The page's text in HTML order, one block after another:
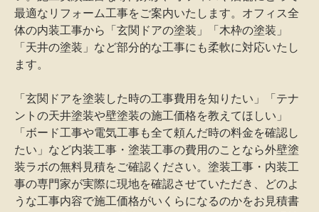
最適なリフォーム工事をご案内いたします。オフィス全
体の内装工事から「玄関ドアの塗装」「木枠の塗装」
「天井の塗装」など部分的な工事にも柔軟に対応いたし
ます。
「玄関ドアを塗装した時の工事費用を知りたい」「テナ
ントの天井塗装や壁塗装の施工価格を教えてほしい」
「ボード工事や電気工事も全て頼んだ時の料金を確認し
たい」など内装工事・塗装工事の費用のことなら外壁塗
装ラボの無料見積をご確認ください。塗装工事・内装工
事の専門家が実際に現地を確認させていただき、どのよ
うな工事内容で施工価格がいくらになるのかをお見積書